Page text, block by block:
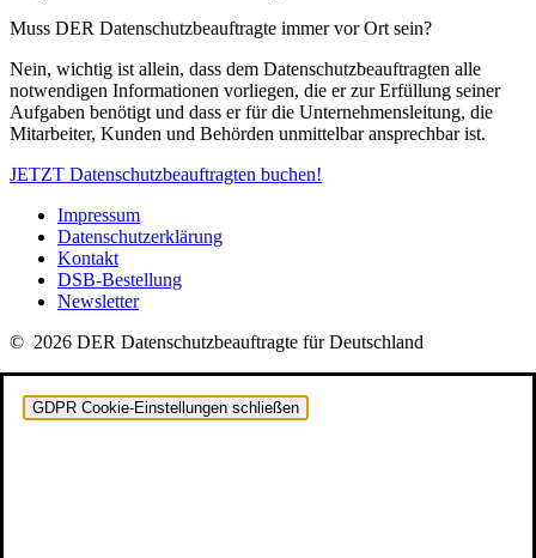
Muss DER Datenschutzbeauftragte immer vor Ort sein?
Nein, wichtig ist allein, dass dem Datenschutzbeauftragten alle
notwendigen Informationen vorliegen, die er zur Erfüllung seiner
Aufgaben benötigt und dass er für die Unternehmensleitung, die
Mitarbeiter, Kunden und Behörden unmittelbar ansprechbar ist.
JETZT Datenschutzbeauftragten buchen!
Impressum
Datenschutzerklärung
Kontakt
DSB-Bestellung
Newsletter
© 2026 DER Datenschutzbeauftragte für Deutschland
GDPR Cookie-Einstellungen schließen